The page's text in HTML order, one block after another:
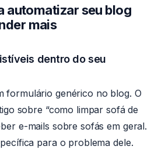
automatizar seu blog
mais
dentro do seu
formulário genérico no blog. O
sobre “como limpar sofá de
e-mails sobre sofás em geral.
para o problema dele.